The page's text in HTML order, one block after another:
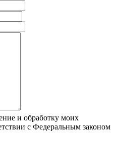
и обработку моих
с Федеральным законом